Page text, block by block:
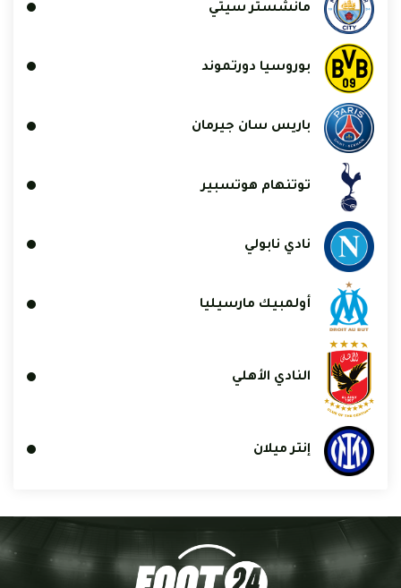
مانشستر سيتي
بوروسيا دورتموند
باريس سان جيرمان
توتنهام هوتسبير
نادي نابولي
أولمبيك مارسيليا
النادي الأهلي
إنتر ميلان